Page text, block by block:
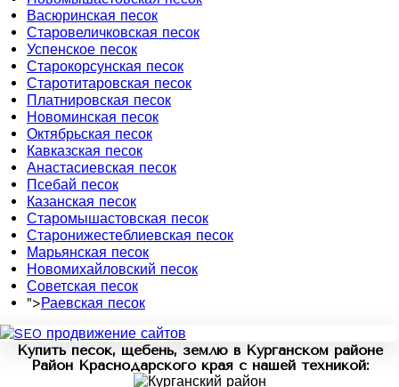
Васюринская песок
Старовеличковская песок
Успенское песок
Старокорсунская песок
Старотитаровская песок
Платнировская песок
Новоминская песок
Октябрьская песок
Кавказская песок
Анастасиевская песок
Псебай песок
Казанская песок
Старомышастовская песок
Старонижестеблиевская песок
Марьянская песок
Новомихайловский песок
Советская песок
">Раевская песок
Купить песок, щебень, землю в Курганском районе
Район Краснодарского края с нашей техникой: